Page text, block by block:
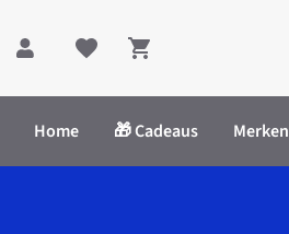
Shopping cart
Home 🎁 Cadeaus Merken